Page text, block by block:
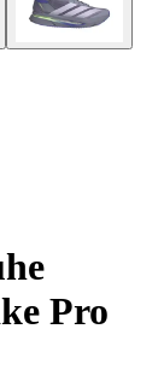
Pro